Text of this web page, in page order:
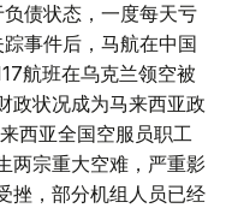
债状态，一度每天亏
事件后，马航在中国
航班在乌克兰领空被
政状况成为马来西亚政
西亚全国空服员职工
两宗重大空难，严重影
挫，部分机组人员已经